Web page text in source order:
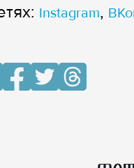
Instagram,